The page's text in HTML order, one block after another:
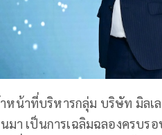
หน้าที่บริหารกลุ่ม บริษัท มิลเ
า เป็นการเฉลิมฉลองครบรอ